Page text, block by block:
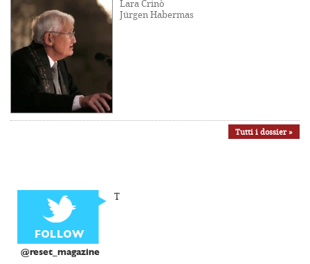
Lara Crinò
Jürgen Habermas
Tutti i dossier »
@reset_magazine
T